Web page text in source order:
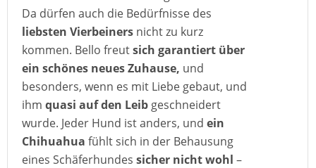
Da dürfen auch die Bedürfnisse des
liebsten Vierbeiners nicht zu kurz
kommen. Bello freutsich garantiert über
ein schönes neues Zuhause, und
besonders, wenn es mit Liebe gebaut, und
ihm quasi auf den Leib geschneidert
wurde. Jeder Hund ist anders, und ein
Chihuahua fühlt sich in der Behausung
eines Schäferhundes sicher nicht wohl –